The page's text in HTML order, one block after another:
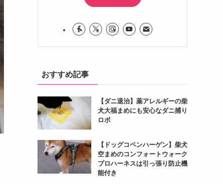
おすすめ記事
【ダニ退治】薬アレルギーの柴
犬大福まめにも安心なダニ捕り
ロボ
【ドッグコペンハーゲン】柴犬
空まめのコンフォートウォーク
プロハーネスは引っ張り防止機
能付き